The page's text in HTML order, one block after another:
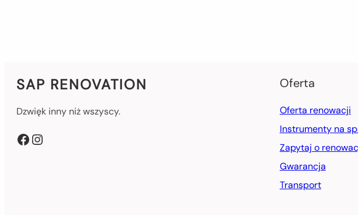
SAP RENOVATION
Dzwięk inny niż wszyscy.
Facebook Instagram
Oferta
Oferta renowacji
Instrumenty na
Zapytaj o
Gwarancja
Transport